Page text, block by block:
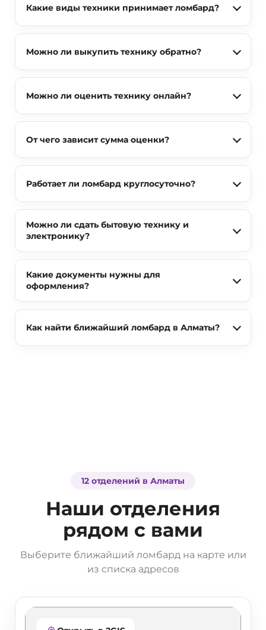
Какие виды техники принимает ломбард?
Можно ли выкупить технику обратно?
Можно ли оценить технику онлайн?
От чего зависит сумма оценки?
Работает ли ломбард круглосуточно?
Можно ли сдать бытовую технику и
электронику?
Какие документы нужны для
оформления?
Как найти ближайший ломбард в Алматы?
12 отделений в Алматы
Наши отделения
рядом с вами
Выберите ближайший ломбард на карте или
из списка адресов